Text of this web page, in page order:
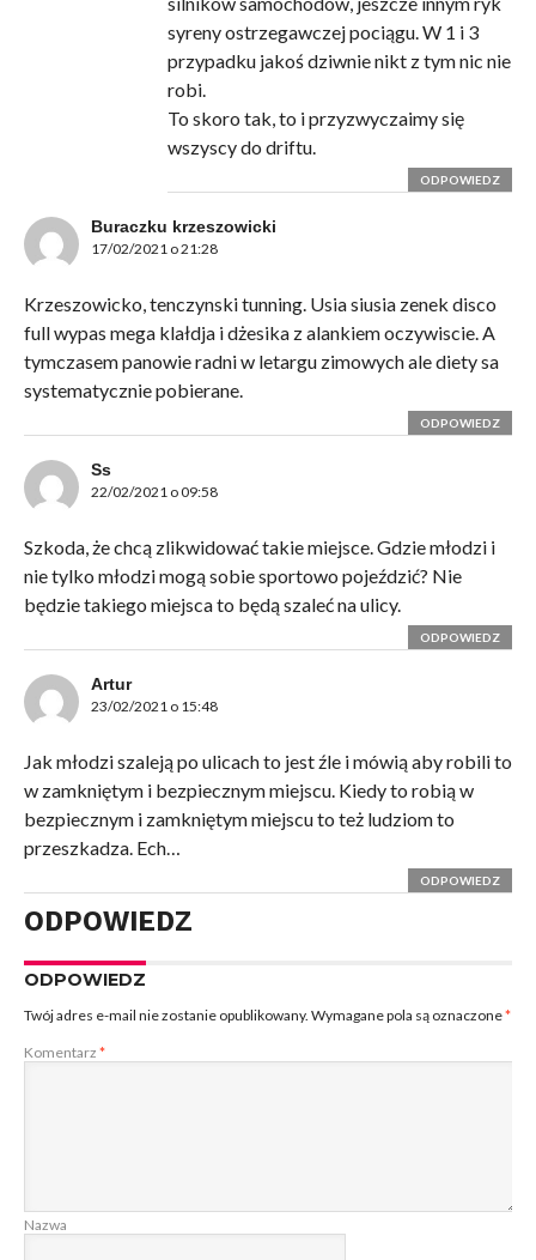
syreny ostrzegawczej pociągu. W 1 i 3
przypadku jakoś dziwnie nikt z tym nic nie
robi.
To skoro tak, to i przyzwyczaimy się
wszyscy do driftu.
ODPOWIEDZ
Buraczku krzeszowicki
17/02/2021 o 21:28
Krzeszowicko, tenczynski tunning. Usia siusia zenek disco
full wypas mega klałdja i dżesika z alankiem oczywiscie. A
tymczasem panowie radni w letargu zimowych ale diety sa
systematycznie pobierane.
ODPOWIEDZ
Ss
22/02/2021 o 09:58
Szkoda, że chcą zlikwidować takie miejsce. Gdzie młodzi i
nie tylko młodzi mogą sobie sportowo pojeździć? Nie
będzie takiego miejsca to będą szaleć na ulicy.
ODPOWIEDZ
Artur
23/02/2021 o 15:48
Jak młodzi szaleją po ulicach to jest źle i mówią aby robili to
w zamkniętym i bezpiecznym miejscu. Kiedy to robią w
bezpiecznym i zamkniętym miejscu to też ludziom to
przeszkadza. Ech…
ODPOWIEDZ
ODPOWIEDZ
ODPOWIEDZ
Twój adres e-mail nie zostanie opublikowany. Wymagane pola są oznaczone*
Komentarz *
Nazwa